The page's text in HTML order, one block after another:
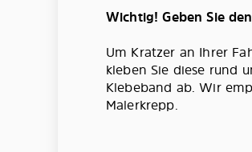
Wichtig! Geben Sie
Um Kratzer an Ihrer
kleben Sie diese rund
Klebeband ab. Wir
Malerkrepp.